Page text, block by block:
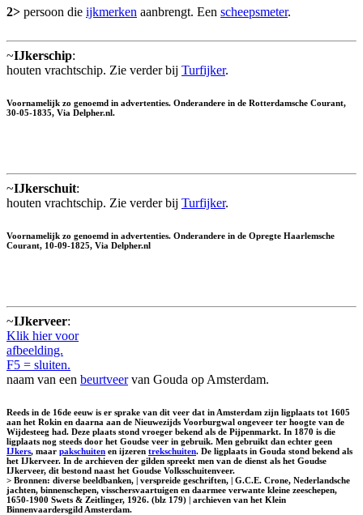
2> persoon die ijkmerken aanbrengt. Een scheepsmeter.
~IJkerschip:
houten vrachtschip. Zie verder bij Turfijker.
Voornamelijk zo genoemd in advertenties. Onderandere in de Rotterdamsche Courant,
30-05-1835, Via Delpher.nl.
~IJkerschuit:
houten vrachtschip. Zie verder bij Turfijker.
Voornamelijk zo genoemd in advertenties. Onderandere in de Opregte Haarlemsche
Courant, 10-09-1825, Via Delpher.nl
~IJkerveer:
Klik hier voor
afbeelding.
F5 = sluiten.
naam van een beurtveervan Gouda op Amsterdam.
Reeds in de 16de eeuw is er sprake van dit veer dat in Amsterdam zijn ligplaats tot 1605
aan het Rokin en daarna aan de Nieuwezijds Voorburgwal ongeveer ter hoogte van de
Wijdesteeg had. Deze plaats stond vroeger bekend als de Pijpenmarkt. In 1870 is die
ligplaats nog steeds door het Goudse veer in gebruik. Men gebruikt dan echter geen
IJkers, maar pakschuiten en ijzeren trekschuiten. De ligplaats in Gouda stond bekend als
het IJkerveer. In de archieven der gilden spreekt men van de dienst als het Goudse
IJkerveer, dit bestond naast het Goudse Volksschuitenveer.
> Bronnen: diverse beeldbanken, | verspreide geschriften, | G.C.E. Crone, Nederlandsche
jachten, binnenschepen, visschersvaartuigen en daarmee verwante kleine zeeschepen,
1650-1900 Swets & Zeitlinger, 1926. (blz 179) | archieven van het Klein
Binnenvaardersgild Amsterdam.